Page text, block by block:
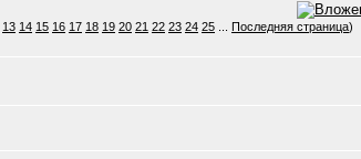
13 14 15 16 17 18 19 20 21 22 23 24 25 Последняя страница)